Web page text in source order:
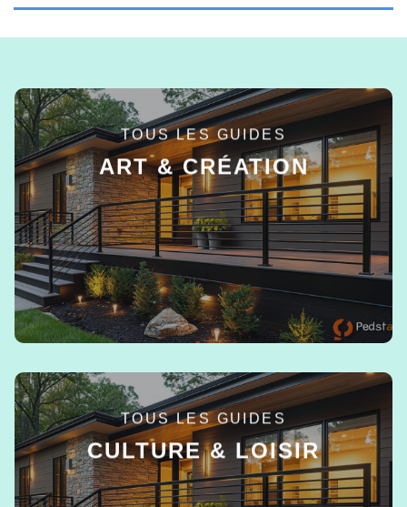
TOUS LES GUIDES
ART & CRÉATION
EN SAVOIR +
TOUS LES GUIDES
CULTURE & LOISIR
EN SAVOIR +